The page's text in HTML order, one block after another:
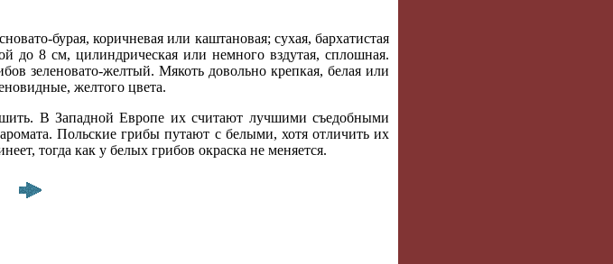
бурая, коричневая или каштановая; сухая, бархатистая
до 8 см, цилиндрическая или немного вздутая, сплошная.
зеленовато-желтый. Мякоть довольно крепкая, белая или
желтого цвета.
В Западной Европе их считают лучшими съедобными
Польские грибы путают с белыми, хотя отличить их
тогда как у белых грибов окраска не меняется.